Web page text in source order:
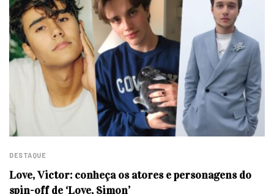
DESTAQUE
Love, Victor: conheça os atores e personagens do
spin-off de ‘Love, Simon’